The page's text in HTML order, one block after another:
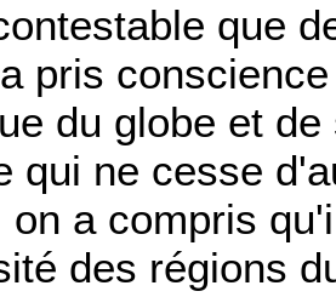
que
pris
du globe et
qui ne cesse
on a compris
des régions